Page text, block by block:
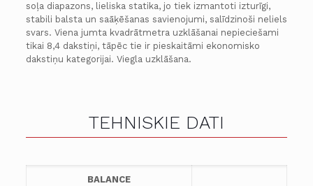
soļa diapazons, lieliska statika, jo tiek izmantoti izturīgi,
stabili balsta un saāķēšanas savienojumi, salīdzinoši neliels
svars. Viena jumta kvadrātmetra uzklāšanai nepieciešami
tikai 8,4 dakstiņi, tāpēc tie ir pieskaitāmi ekonomisko
dakstiņu kategorijai. Viegla uzklāšana.
TEHNISKIE DATI
BALANCE